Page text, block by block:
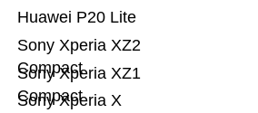
Sony Xperia X
Sony Xperia XZ1
Compact
Sony Xperia XZ2
Compact
Huawei P20 Lite